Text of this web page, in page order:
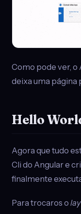
Como pode ver,
deixa uma página
Hello
Agora que tudo
Cli do Angular e
finalmente
Para trocaros o